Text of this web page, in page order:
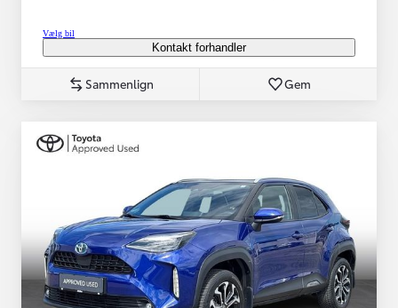
Vælg bil
Kontakt forhandler
Sammenlign Gem